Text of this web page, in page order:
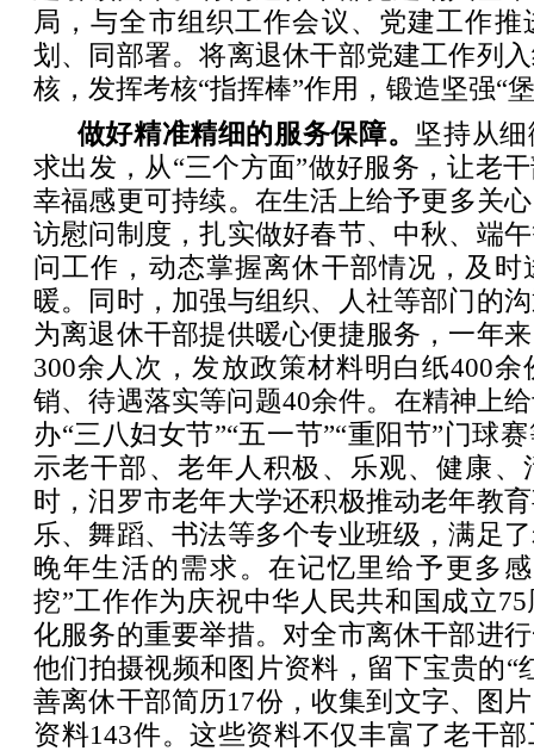
局，与全市组织工作会议、党建工作
划、同部署。将离退休干部党建工作列
核，发挥考核“指挥棒”作用，锻造坚强“
‌做好精准精细的服务保障。 坚持从
求出发，从“三个方面”做好服务，让老
幸福感更可持续。‌在生活上给予更多关
访慰问制度，扎实做好春节、中秋、端
问工作，动态掌握离休干部情况，及时
暖。同时，加强与组织、人社等部门的
为离退休干部提供暖心便捷服务，一年
300余人次，发放政策材料明白纸400
销、待遇落实等问题40余件。在精神上
办“三八妇女节”“五一节”“重阳节”门球
示老干部、老年人积极、乐观、健康、
时，汨罗市老年大学还积极推动老年教
乐、舞蹈、书法等多个专业班级，满足
晚年生活的需求。在记忆里给予更多
挖”工作作为庆祝中华人民共和国成立
化服务的重要举措。对全市离休干部进
他们拍摄视频和图片资料，留下宝贵的“
善离休干部简历17份，收集到文字、图
资料143件。这些资料不仅丰富了老干